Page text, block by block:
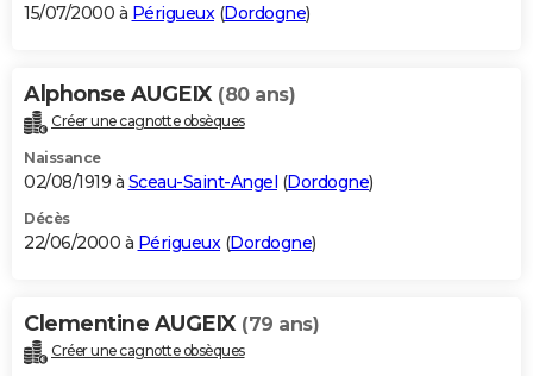
15/07/2000 à Périgueux(Dordogne)
Alphonse AUGEIX (80 ans)
Créer une cagnotte obsèques
Naissance
02/08/1919 à Sceau-Saint-Angel (Dordogne)
Décès
22/06/2000 à Périgueux(Dordogne)
Clementine AUGEIX (79 ans)
Créer une cagnotte obsèques